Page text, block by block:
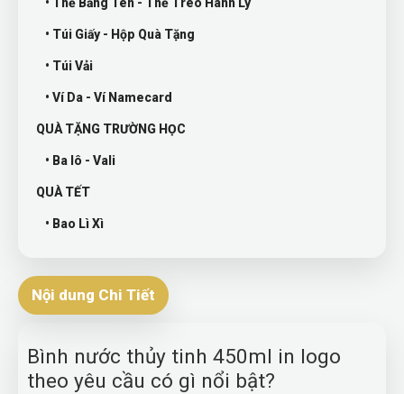
• Túi Giấy - Hộp Quà Tặng
• Túi Vải
• Ví Da - Ví Namecard
QUÀ TẶNG TRƯỜNG HỌC
• Ba lô - Vali
QUÀ TẾT
• Bao Lì Xì
Nội dung Chi Tiết
Bình nước thủy tinh 450ml in logo
theo yêu cầu có gì nổi bật?